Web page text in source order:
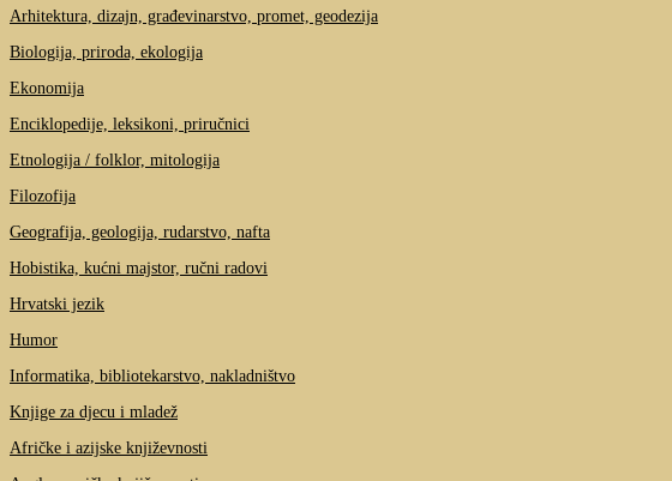
Arhitektura, dizajn, građevinarstvo, promet, geodezija
Biologija, priroda, ekologija
Ekonomija
Enciklopedije, leksikoni, priručnici
Etnologija / folklor, mitologija
Filozofija
Geografija, geologija, rudarstvo, nafta
Hobistika, kućni majstor, ručni radovi
Hrvatski jezik
Humor
Informatika, bibliotekarstvo, nakladništvo
Knjige za djecu i mladež
Afričke i azijske književnosti